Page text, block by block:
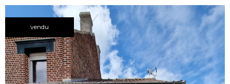
vendu